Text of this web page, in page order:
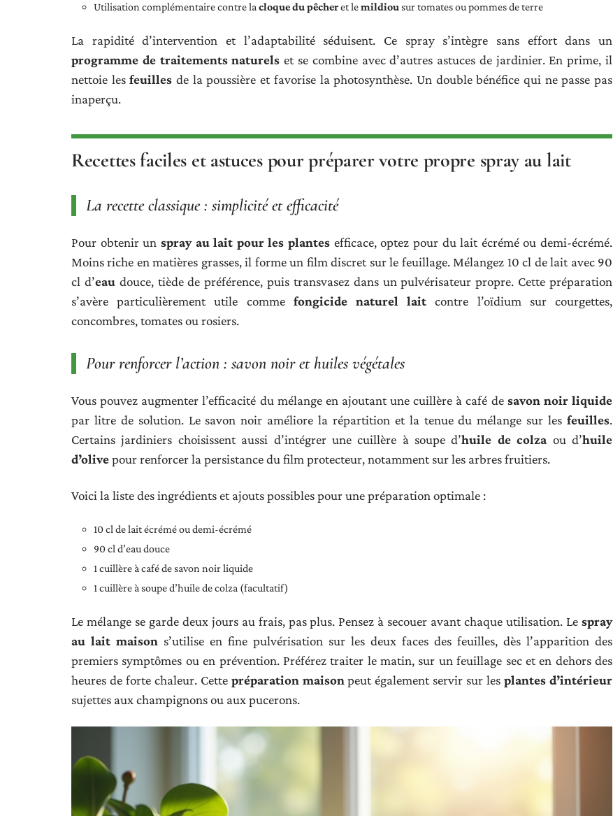
Utilisation complémentaire contre la cloque du pêcheret lemildiousur tomates ou pommes de terre
La rapidité d’intervention et l’adaptabilité séduisent. Ce spray s’intègre sans effort dans un
programme de traitements naturels et se combine avec d’autres astuces de jardinier. En prime, il
nettoie lesfeuilles de la poussière et favorise la photosynthèse. Un double bénéfice qui ne passe pas
inaperçu.
Recettes faciles et astuces pour préparer votre propre spray au lait
La recette classique : simplicité et efficacité
Pour obtenir un spray au lait pour les plantes efficace, optez pour du lait écrémé ou demi-écrémé.
Moins riche en matières grasses, il forme un film discret sur le feuillage. Mélangez 10 cl de lait avec 90
cl d’eaudouce, tiède de préférence, puis transvasez dans un pulvérisateur propre. Cette préparation
s’avère particulièrement utile comme fongicide naturel lait contre l’oïdium sur courgettes,
concombres, tomates ou rosiers.
Pour renforcer l’action : savon noir et huiles végétales
Vous pouvez augmenter l’efficacité du mélange en ajoutant une cuillère à café de savon noir liquide
par litre de solution. Le savon noir améliore la répartition et la tenue du mélange sur les feuilles.
Certains jardiniers choisissent aussi d’intégrer une cuillère à soupe d’huile de colza ou d’huile
d’olivepour renforcer la persistance du film protecteur, notamment sur les arbres fruitiers.
Voici la liste des ingrédients et ajouts possibles pour une préparation optimale :
10 cl de lait écrémé ou demi-écrémé
90 cl d’eau douce
1 cuillère à café de savon noir liquide
1 cuillère à soupe d’huile de colza (facultatif)
Le mélange se garde deux jours au frais, pas plus. Pensez à secouer avant chaque utilisation. Le spray
au lait maison s’utilise en fine pulvérisation sur les deux faces des feuilles, dès l’apparition des
premiers symptômes ou en prévention. Préférez traiter le matin, sur un feuillage sec et en dehors des
heures de forte chaleur. Cette préparation maison peut également servir sur lesplantes d’intérieur
sujettes aux champignons ou aux pucerons.